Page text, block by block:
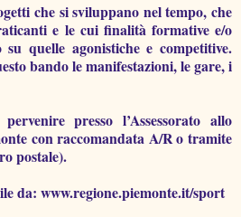
che si sviluppano nel tempo, che
e le cui finalità formative e/o
quelle agonistiche e competitive.
bando le manifestazioni, le gare, i
presso l’Assessorato allo
con raccomandata A/R o tramite
postale).
da: www.regione.piemonte.it/sport